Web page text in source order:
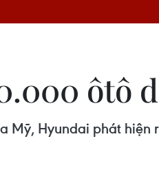
ôtô
Hyundai phát hiện